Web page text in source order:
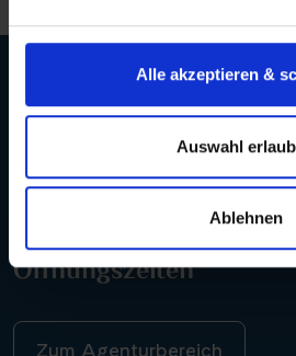
Alle akzeptieren &
Auswahl
Ablehnen
Öffnungszeiten
Zum Agenturbereich